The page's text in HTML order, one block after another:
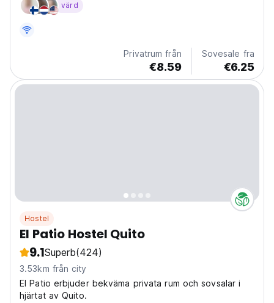
värd
Privatrum från
€8.59
Sovesale fra
€6.25
Hostel
El Patio Hostel Quito
9.1Superb(424)
3.53km från city
El Patio erbjuder bekväma privata rum och sovsalar i
hjärtat av Quito.